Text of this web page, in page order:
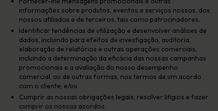
informações sobre produtos, eventos e serviços nossos, dos
nossos afiliados e de terceiros, tais como patrocinadores.
Identificar tendências de utilização e desenvolver análises de
dados, incluindo para efeitos de investigação, auditoria,
elaboração de relatórios e outras operações comerciais,
incluindo a determinação da eficácia das nossas campanhas
promocionais e a avaliação do nosso desempenho
comercial, ou de outras formas, nos termos de um acordo
com o cliente; e/ou
Cumprir as nossas obrigações legais, resolver litígios e fazer
cumprir os nossos acordos.